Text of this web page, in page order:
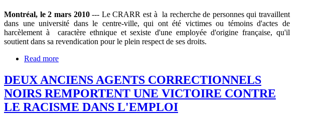
Montréal, le 2 mars 2010--- Le CRARR est à la recherche de personnes qui travaillent
dans une université dans le centre-ville, qui ont été victimes ou témoins d'actes de
harcèlement à caractère ethnique et sexiste d'une employée d'origine française, qu'il
soutient dans sa revendication pour le plein respect de ses droits.
Read more
DEUX ANCIENS AGENTS CORRECTIONNELS
NOIRS REMPORTENT UNE VICTOIRE CONTRE
LE RACISME DANS L'EMPLOI